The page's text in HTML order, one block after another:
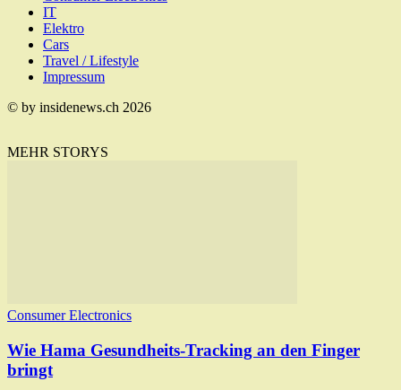
IT
Elektro
Cars
Travel / Lifestyle
Impressum
© by insidenews.ch 2026
MEHR STORYS
Consumer Electronics
Wie Hama Gesundheits-Tracking an den Finger
bringt